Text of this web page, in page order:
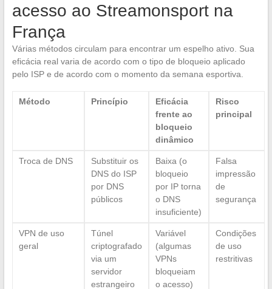
acesso ao Streamonsport na
França
Várias métodos circulam para encontrar um espelho ativo. Sua
eficácia real varia de acordo com o tipo de bloqueio aplicado
pelo ISP e de acordo com o momento da semana esportiva.
Método Princípio
Eficácia
frente ao
bloqueio
dinâmico
Risco
principal
Troca de DNS
Substituir os
DNS do ISP
por DNS
públicos
Baixa (o
bloqueio
por IP torna
o DNS
insuficiente)
Falsa
impressão
de
segurança
VPN de uso
geral
Túnel
criptografado
via um
servidor
estrangeiro
Variável
(algumas
VPNs
bloqueiam
o acesso)
Condições
de uso
restritivas